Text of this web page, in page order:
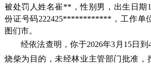
被处罚人姓名崔** ，性别男，出生日
份证号码222425************，工作单
图们市。
经依法查明，你于2026年3月15日到
烧柴为目的， 未经林业主管部门批准，